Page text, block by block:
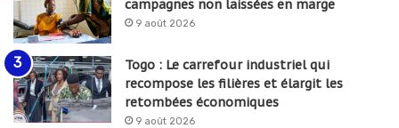
campagnes non laissées en marge
9 août 2026
Togo : Le carrefour industriel qui
recompose les filières et élargit les
retombées économiques
9 août 2026